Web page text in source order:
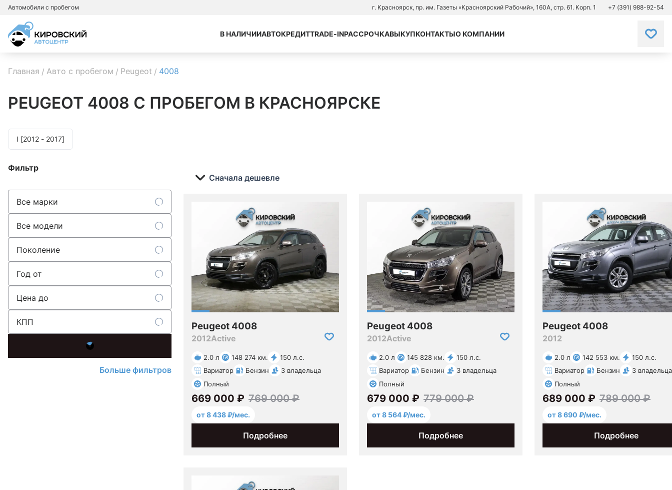
Автомобили с пробегом г. Красноярск, пр. им. Газеты «Красноярский Рабочий», 160А, стр. 61. Корп. 1 +7 (391) 988-92-54
В НАЛИЧИИАВТОКРЕДИТTRADE-INРАССРОЧКАВЫКУПКОНТАКТЫО КОМПАНИИ
Главная Авто с пробегом Peugeot 4008
PEUGEOT 4008 С ПРОБЕГОМ В КРАСНОЯРСКЕ
I [2012 - 2017]
Фильтр
Все марки
Все модели
Поколение
Год от
Цена до
КПП
Больше фильтров
Сначала дешевле
Peugeot 4008
2012Active
2.0 л 148 274 км.
150 л.с.
Вариатор
Бензин
3 владельца
Полный
Подробнее
669 000 ₽ 769 000 ₽
от 8 438 ₽/мес.
Peugeot 4008
2012Active
2.0 л 145 828 км.
150 л.с.
Вариатор
Бензин
3 владельца
Полный
Подробнее
679 000 ₽ 779 000 ₽
от 8 564 ₽/мес.
Peugeot 4008
2012
2.0 л 142 553 км.
150 л.с.
Вариатор
Бензин
3 владельца
Полный
Подробнее
689 000 ₽ 789 000 ₽
от 8 690 ₽/мес.